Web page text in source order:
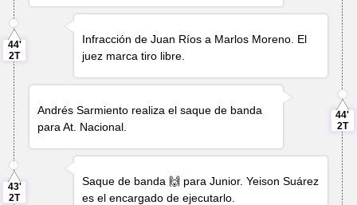
44'
2T
Infracción deJuan Ríos a Marlos Moreno . El
juez marca tiro libre.
Andrés Sarmiento realiza el saque de banda
para At. Nacional.
44'
2T
43'
2T
Saque de banda 🙌 para Junior.Yeison Suárez
es el encargado de ejecutarlo.